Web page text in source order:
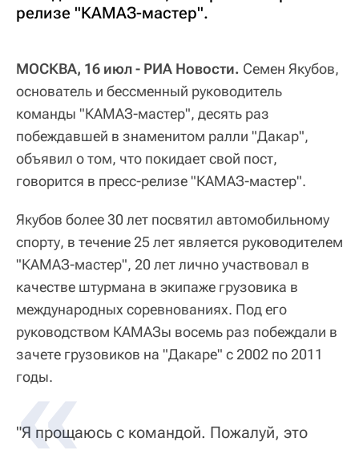
релизе "КАМАЗ-мастер".
МОСКВА, 16 июл - РИА Новости. Семен Якубов,
основатель и бессменный руководитель
команды "КАМАЗ-мастер", десять раз
побеждавшей в знаменитом ралли "Дакар",
объявил о том, что покидает свой пост,
говорится в пресс-релизе "КАМАЗ-мастер".
Якубов более 30 лет посвятил автомобильному
спорту, в течение 25 лет является руководителем
"КАМАЗ-мастер", 20 лет лично участвовал в
качестве штурмана в экипаже грузовика в
международных соревнованиях. Под его
руководством КАМАЗы восемь раз побеждали в
зачете грузовиков на "Дакаре" с 2002 по 2011
годы.
"Я прощаюсь с командой. Пожалуй, это